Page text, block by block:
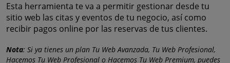
Esta herramienta te va a permitir gestionar desde tu
sitio web las citas y eventos de tu negocio, así como
recibir pagos online por las reservas de tus clientes.
Nota: Si ya tienes un plan Tu Web Avanzada, Tu Web Profesional,
Hacemos Tu Web Profesional o Hacemos Tu Web Premium, puedes